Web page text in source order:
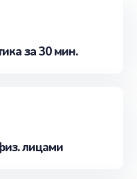
за 30 мин.
лицами